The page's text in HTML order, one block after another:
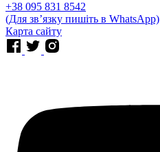
⁨+38 095 831 8542⁩
(Для звʼязку пишіть в WhatsApp)
Карта сайту